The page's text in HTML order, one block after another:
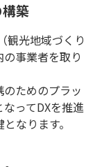
築
観光地域づくり
事業者を取り
ためのプラッ
ってDXを推進
なります。